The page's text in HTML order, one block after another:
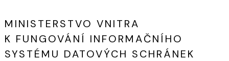
MINISTERSTVO VNITRA
K FUNGOVÁNÍ INFORMAČNÍHO
SYSTÉMU DATOVÝCH SCHRÁNEK